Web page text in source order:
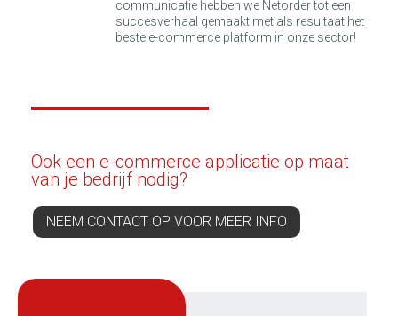
communicatie hebben we Netorder tot een
succesverhaal gemaakt met als resultaat het
beste e-commerce platform in onze sector!
Ook een e-commerce applicatie op maat
van je bedrijf nodig?
NEEM CONTACT OP VOOR MEER INFO